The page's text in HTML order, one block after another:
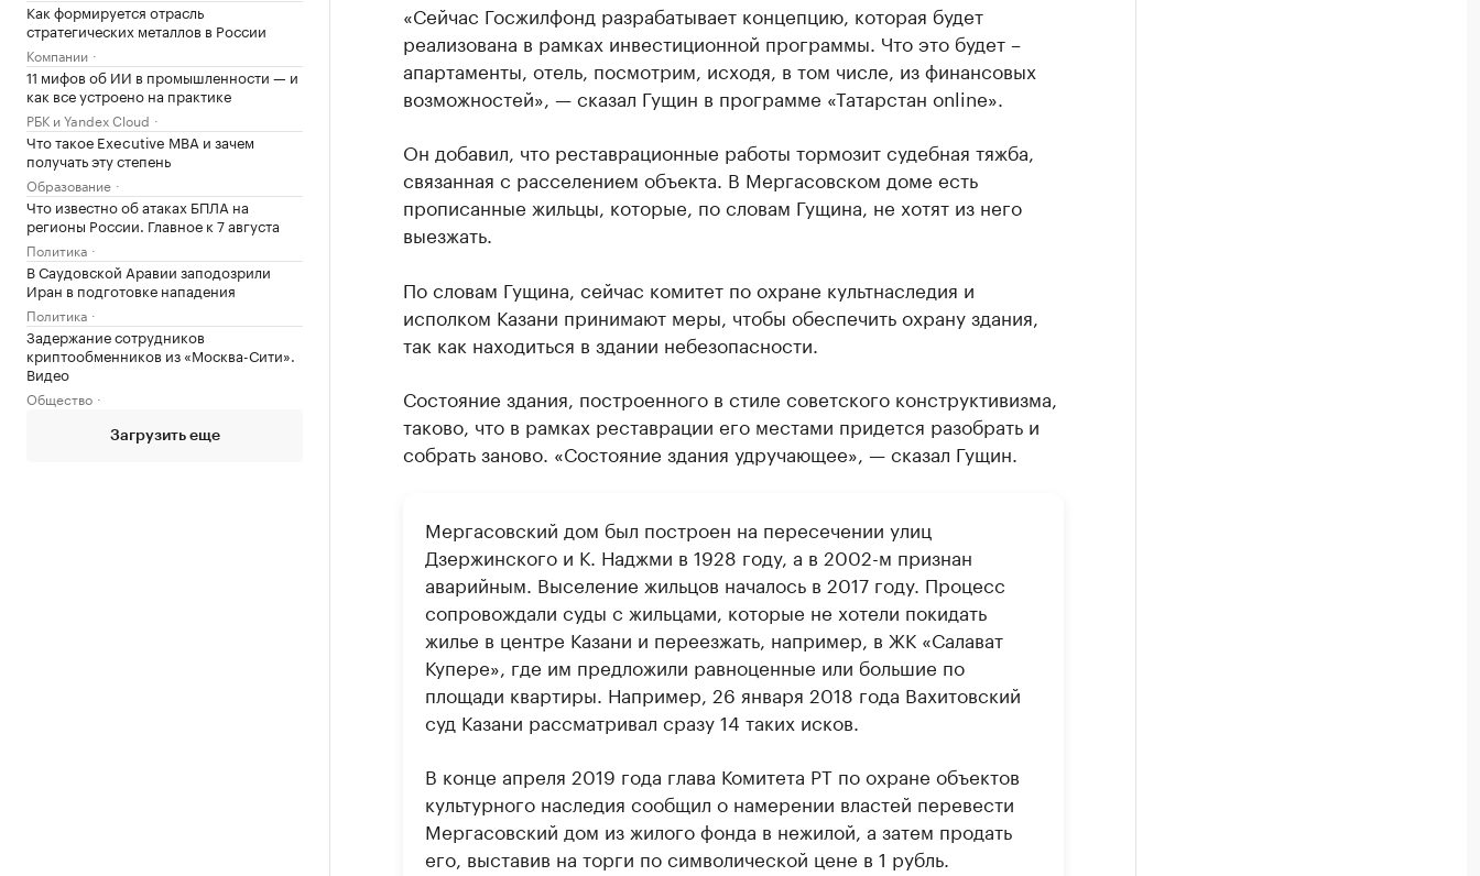
Как формируется отрасль
стратегических металлов в России
Компании
11 мифов об ИИ в промышленности — и
как все устроено на практике
РБК и Yandex Cloud
Что такое Executive MBA и зачем
получать эту степень
Образование
Что известно об атаках БПЛА на
регионы России. Главное к 7 августа
Политика
В Саудовской Аравии заподозрили
Иран в подготовке нападения
Политика
Задержание сотрудников
криптообменников из «Москва-Сити».
Видео
Общество
Загрузить еще
«Сейчас Госжилфонд разрабатывает концепцию, которая будет
реализована в рамках инвестиционной программы. Что это будет –
апартаменты, отель, посмотрим, исходя, в том числе, из финансовых
возможностей», — сказал Гущин в программе «Татарстан online».
Он добавил, что реставрационные работы тормозит судебная тяжба,
связанная с расселением объекта. В Мергасовском доме есть
прописанные жильцы, которые, по словам Гущина, не хотят из него
выезжать.
По словам Гущина, сейчас комитет по охране культнаследия и
исполком Казани принимают меры, чтобы обеспечить охрану здания,
так как находиться в здании небезопасности.
Состояние здания, построенного в стиле советского конструктивизма,
таково, что в рамках реставрации его местами придется разобрать и
собрать заново. «Состояние здания удручающее», — сказал Гущин.
Мергасовский дом был построен на пересечении улиц
Дзержинского и К. Наджми в 1928 году, а в 2002-м признан
аварийным. Выселение жильцов началось в 2017 году. Процесс
сопровождали суды с жильцами, которые не хотели покидать
жилье в центре Казани и переезжать, например, в ЖК «Салават
Купере», где им предложили равноценные или большие по
площади квартиры. Например, 26 января 2018 года Вахитовский
суд Казани рассматривал сразу 14 таких исков.
В конце апреля 2019 года глава Комитета РТ по охране объектов
культурного наследия сообщил о намерении властей перевести
Мергасовский дом из жилого фонда в нежилой, а затем продать
его, выставив на торги по символической цене в 1 рубль.